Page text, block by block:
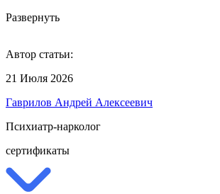
Развернуть
Автор статьи:
21 Июля 2026
Гаврилов Андрей Алексеевич
Психиатр-нарколог
сертификаты